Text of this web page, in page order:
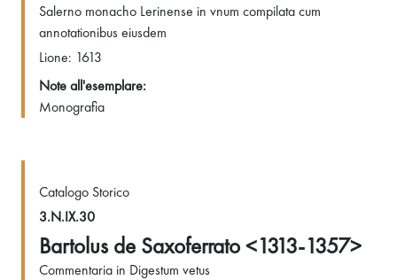
Salerno monacho Lerinense in vnum compilata cum
annotationibus eiusdem
Lione: 1613
Note all'esemplare:
Monografia
Catalogo Storico
3.N.IX.30
Bartolus de Saxoferrato <1313-1357>
Commentaria in Digestum vetus